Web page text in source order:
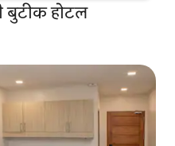
बुटीक होटल